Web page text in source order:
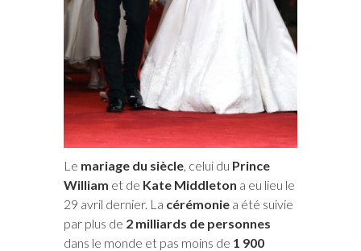
Le mariage du siècle, celui du Prince
William et de Kate Middleton a eu lieu le
29 avril dernier. La cérémonie a été suivie
par plus de 2 milliards de personnes
dans le monde et pas moins de 1 900